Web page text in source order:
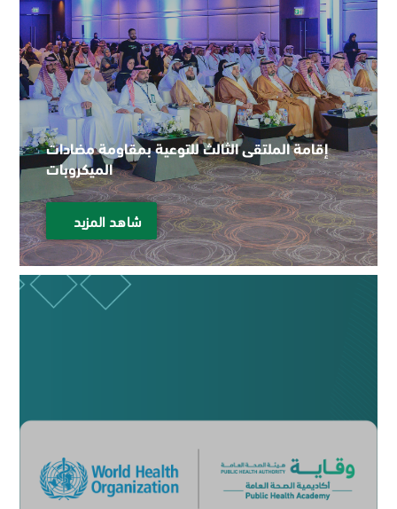
إقامة الملتقى الثالث للتوعية بمقاومة مضادات
الميكروبات
شاهد المزيد